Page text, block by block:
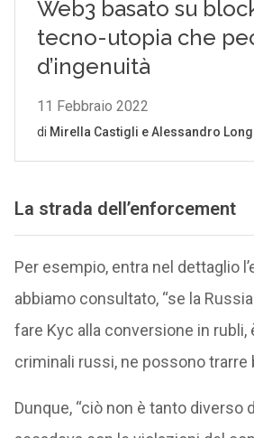
La strada dell’enforcement
Per esempio, entra nel dettaglio
abbiamo consultato, “se la
fare Kyc alla conversione in rubli,
criminali russi, ne possono trarre
Dunque, “ciò non è tanto diverso